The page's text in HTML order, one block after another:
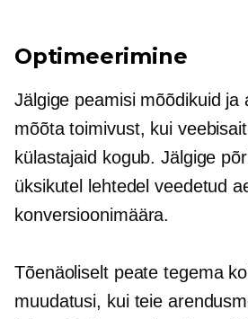
Optimeerimine
Jälgige peamisi mõõdikuid ja
mõõta toimivust, kui
külastajaid kogub. Jälgige
üksikutel lehtedel veedetud
konversioonimäära.
Tõenäoliselt peate tegema
muudatusi, kui teie